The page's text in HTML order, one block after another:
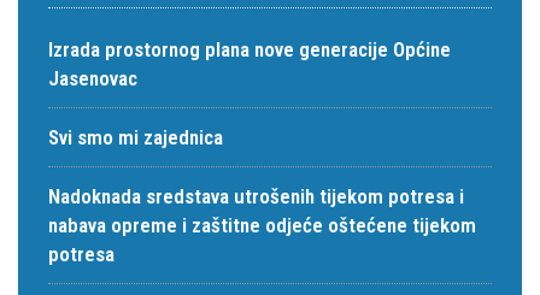
Izrada prostornog plana nove generacije Općine
Jasenovac
Svi smo mi zajednica
Nadoknada sredstava utrošenih tijekom potresa i
nabava opreme i zaštitne odjeće oštećene tijekom
potresa